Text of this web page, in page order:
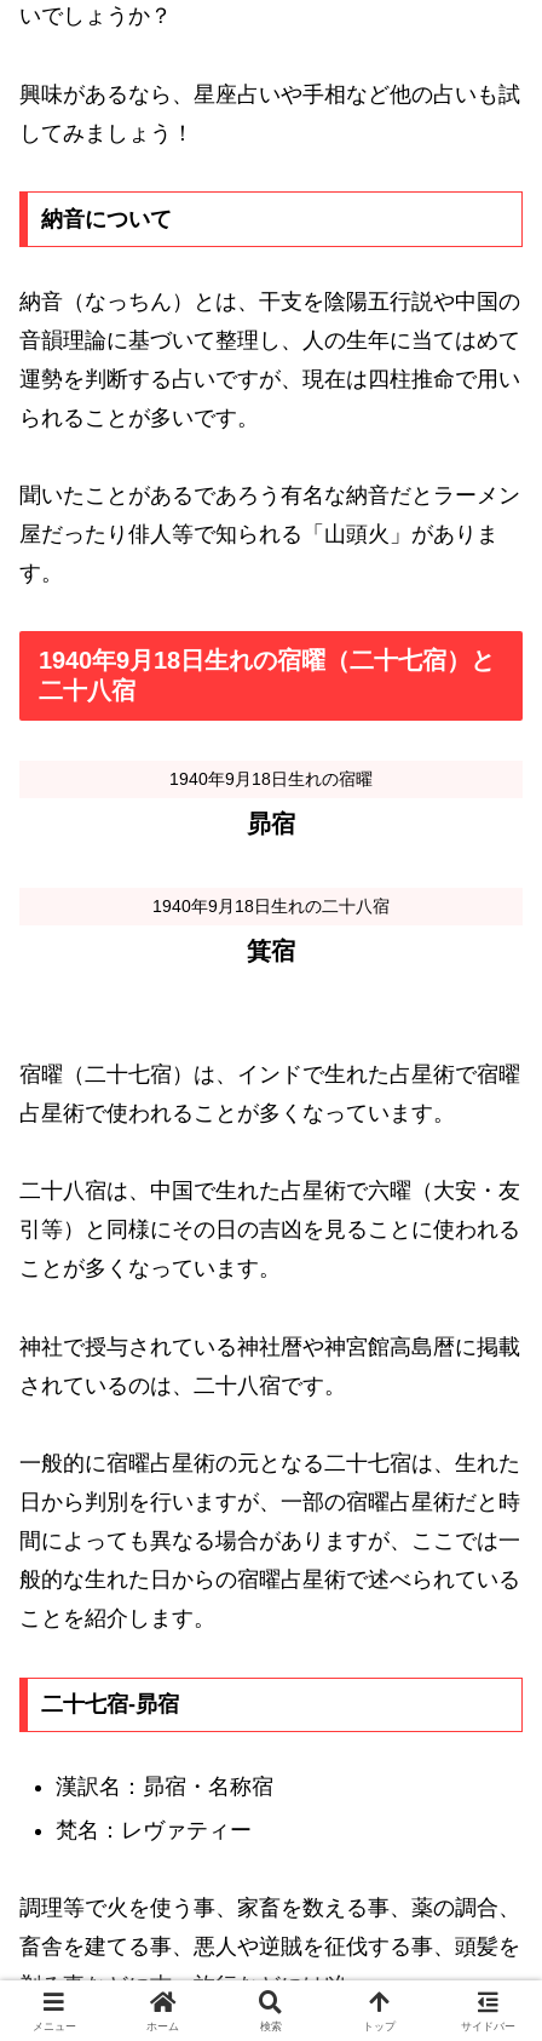
いでしょうか？
興味があるなら、星座占いや手相など他の占いも試
してみましょう！
納音について
納音（なっちん）とは、干支を陰陽五行説や中国の
音韻理論に基づいて整理し、人の生年に当てはめて
運勢を判断する占いですが、現在は四柱推命で用い
られることが多いです。
聞いたことがあるであろう有名な納音だとラーメン
屋だったり俳人等で知られる「山頭火」がありま
す。
1940年9月18日生れの宿曜（二十七宿）と
二十八宿
1940年9月18日生れの宿曜
昴宿
1940年9月18日生れの二十八宿
箕宿
宿曜（二十七宿）は、インドで生れた占星術で宿曜
占星術で使われることが多くなっています。
二十八宿は、中国で生れた占星術で六曜（大安・友
引等）と同様にその日の吉凶を見ることに使われる
ことが多くなっています。
神社で授与されている神社暦や神宮館高島暦に掲載
されているのは、二十八宿です。
一般的に宿曜占星術の元となる二十七宿は、生れた
日から判別を行いますが、一部の宿曜占星術だと時
間によっても異なる場合がありますが、ここでは一
般的な生れた日からの宿曜占星術で述べられている
ことを紹介します。
二十七宿-昴宿
漢訳名：昴宿・名称宿
梵名：レヴァティー
調理等で火を使う事、家畜を数える事、薬の調合、
畜舎を建てる事、悪人や逆賊を征伐する事、頭髪を
剃る事などに吉。旅行などには凶。
メニュー ホーム 検索 トップ サイドバー